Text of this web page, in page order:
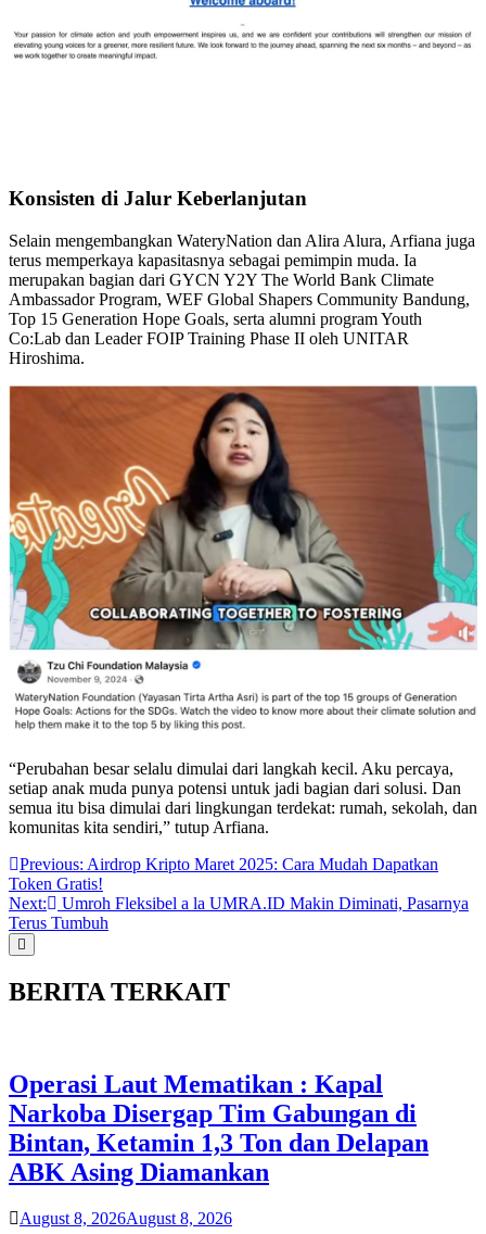
Konsisten di Jalur Keberlanjutan
Selain mengembangkan WateryNation dan Alira Alura, Arfiana juga
terus memperkaya kapasitasnya sebagai pemimpin muda. Ia
merupakan bagian dari GYCN Y2Y The World Bank Climate
Ambassador Program, WEF Global Shapers Community Bandung,
Top 15 Generation Hope Goals, serta alumni program Youth
Co:Lab dan Leader FOIP Training Phase II oleh UNITAR
Hiroshima.
“Perubahan besar selalu dimulai dari langkah kecil. Aku percaya,
setiap anak muda punya potensi untuk jadi bagian dari solusi. Dan
semua itu bisa dimulai dari lingkungan terdekat: rumah, sekolah, dan
komunitas kita sendiri,” tutup Arfiana.
Post
navigation
Previous: Airdrop Kripto Maret 2025: Cara Mudah Dapatkan
Token Gratis!
Next:
Umroh Fleksibel a la UMRA.ID Makin Diminati, Pasarnya
Terus Tumbuh
BERITA TERKAIT
Operasi Laut Mematikan : Kapal
Narkoba Disergap Tim Gabungan di
Bintan, Ketamin 1,3 Ton dan Delapan
ABK Asing Diamankan
August 8, 2026August 8, 2026